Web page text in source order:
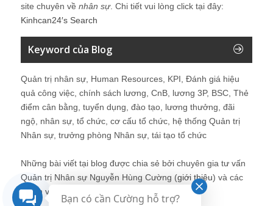
site chuyên về nhân sự. Chi tiết vui lòng click tại đây:
Kinhcan24′s Search
Keyword của Blog
Quản trị nhân sự, Human Resources, KPI, Đánh giá hiệu
quả công việc, chính sách lương, CnB, lương 3P, BSC, Thẻ
điểm cân bằng, tuyển dụng, đào tạo, lương thưởng, đãi
ngộ, nhân sự, tổ chức, cơ cấu tổ chức, hệ thống Quản trị
Nhân sự, trưởng phòng Nhân sự, tái tạo tổ chức
Những bài viết tại blog được chia sẻ bởi chuyên gia tư vấn
Quản trị Nhân sự Nguyễn Hùng Cường (giới thiệu) và các
thành viên khác trong cộng đồng Nhân sự.
Bạn có cần Cường hỗ trợ?